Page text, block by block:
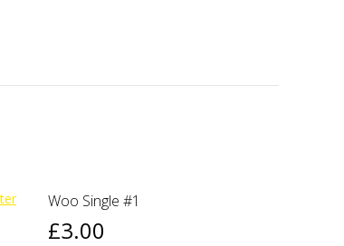
Woo Single #1
£3.00